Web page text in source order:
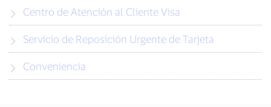
Centro de Atención al Cliente Visa
Servicio de Reposición Urgente de Tarjeta
Conveniencia